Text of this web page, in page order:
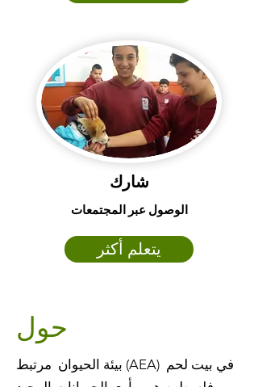
شارك
الوصول عبر المجتمعات
يتعلم أكثر
حول
بيئة الحيوان مرتبط (AEA) في بيت لحم